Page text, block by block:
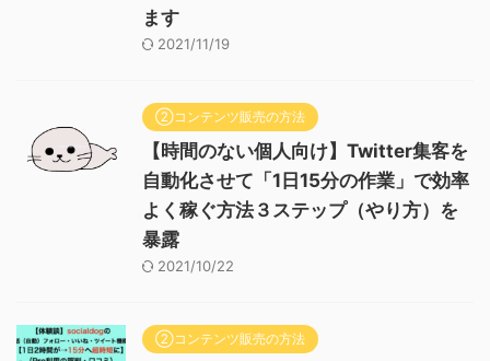
ます
2021/11/19
②コンテンツ販売の方法
【時間のない個人向け】Twitter集客を
自動化させて「1日15分の作業」で効率
よく稼ぐ方法３ステップ（やり方）を
暴露
2021/10/22
②コンテンツ販売の方法